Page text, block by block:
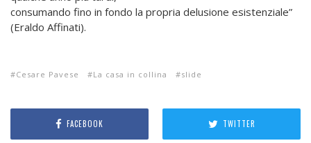
consumando fino in fondo la propria delusione esistenziale”
(Eraldo Affinati).
Cesare Pavese La casa in collina slide
FACEBOOK TWITTER